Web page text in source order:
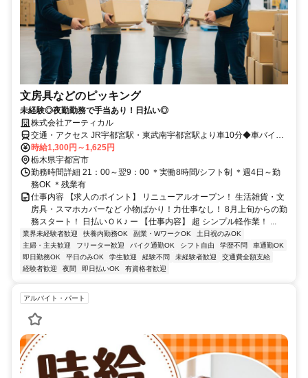
文房具などのピッキング
未経験◎夜勤勤務で手当あり！日払い◎
株式会社アーティカル
交通・アクセス JR宇都宮駅・東武南宇都宮駅より車10分◆車バイク
通勤可/ガソリン代支給◆交通費全額支給
時給1,300円～1,625円
栃木県宇都宮市
勤務時間詳細 21：00～翌9：00 ＊実働8時間/シフト制 ＊週4日～勤
務OK ＊残業有
仕事内容 【求人のポイント】 リニューアルオープン！ 生活雑貨・文
房具・スマホカバーなど 小物ばかり！力仕事なし！ 8月上旬からの勤
務スタート！ 日払いＯＫ♪ ー 【仕事内容】 超 シンプル軽作業！ ...
業界未経験者歓迎 扶養内勤務OK 副業・WワークOK
土日祝のみOK
主婦・主夫歓迎
フリーター歓迎 バイク通勤OK シフト自由 学歴不問
車通勤OK
即日勤務OK
平日のみOK 学生歓迎 経験不問 未経験者歓迎
交通費全額支給
経験者歓迎
夜間 即日払いOK 有資格者歓迎
アルバイト・パート